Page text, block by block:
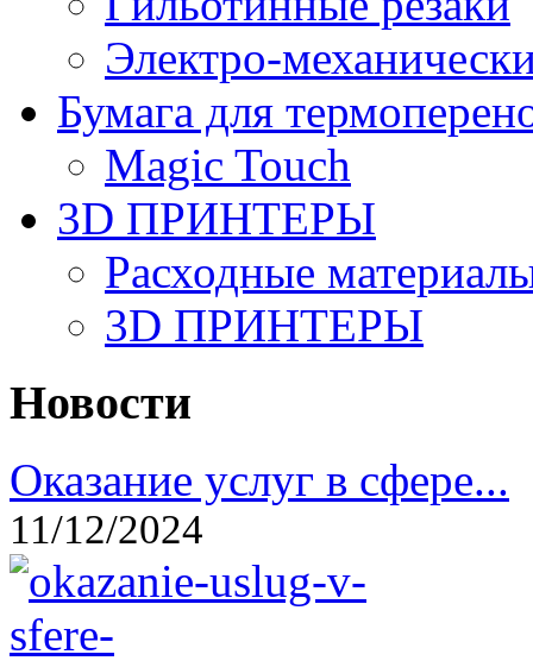
Электро-
Бумага для
Magic Touch
3D ПРИНТЕРЫ
Расходные
3D ПРИНТЕРЫ
Новости
Оказание услуг в сфере...
11/12/2024